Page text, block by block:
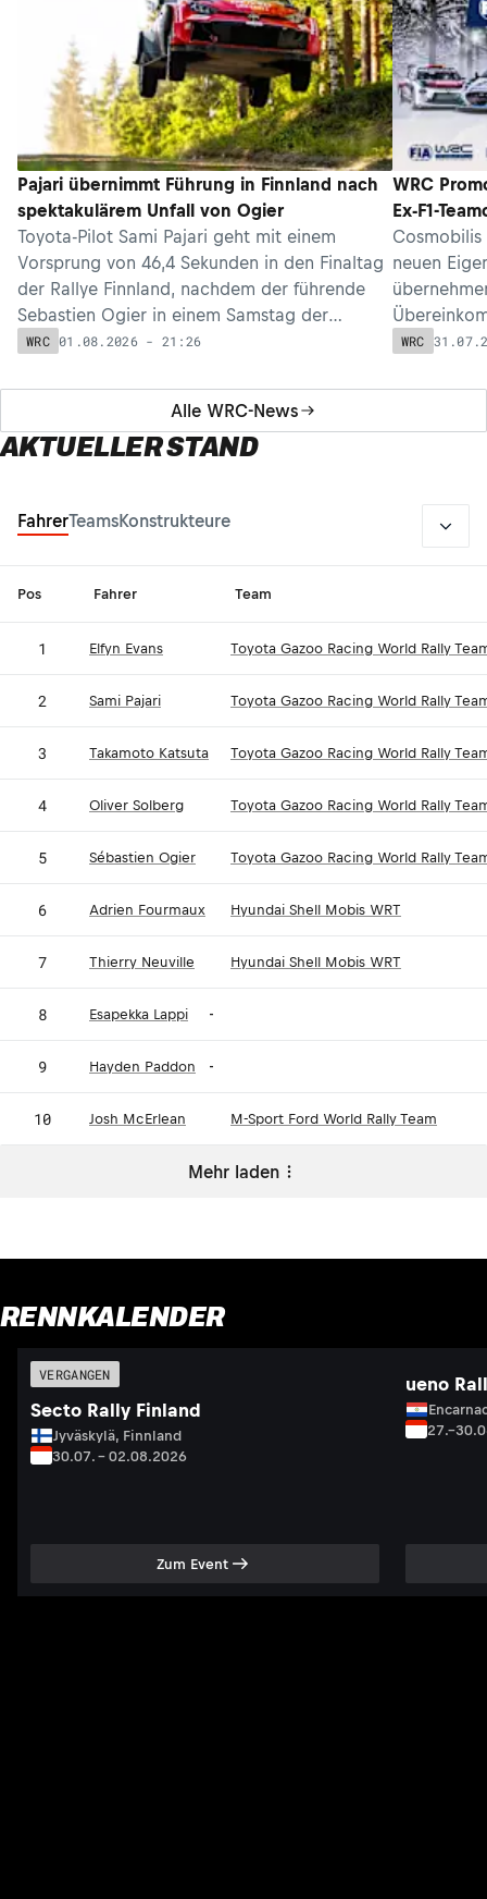
Pajari übernimmt Führung in Finnland nach
spektakulärem Unfall von Ogier
Toyota-Pilot Sami Pajari geht mit einem
Vorsprung von 46,4 Sekunden in den Finaltag
der Rallye Finnland, nachdem der führende
Sebastien Ogier in einem Samstag der
Dramen nach ausgeschieden ist.
WRC 01.08.2026 - 21:26
WRC
Ex-F1-
neuen
über die
WRC
Alle WRC-News
AKTUELLER STAND
FahrerTeamsKonstrukteure
Pos Fahrer Team
1 Elfyn Evans Toyota Gazoo Racing World Rally
2 Sami Pajari Toyota Gazoo Racing World Rally
3 Takamoto Katsuta Toyota Gazoo Racing World Rally
4 Oliver Solberg Toyota Gazoo Racing World Rally
5 Sébastien Ogier Toyota Gazoo Racing World Rally
6 Adrien Fourmaux Hyundai Shell Mobis WRT
7 Thierry Neuville Hyundai Shell Mobis WRT
8 Esapekka Lappi -
9 Hayden Paddon -
10 Josh McErlean M-Sport Ford World Rally Team
Mehr laden
RENNKALENDER
VERGANGEN
Secto Rally Finland
Jyväskylä, Finnland
30.07. – 02.08.2026
Zum Event
ueno